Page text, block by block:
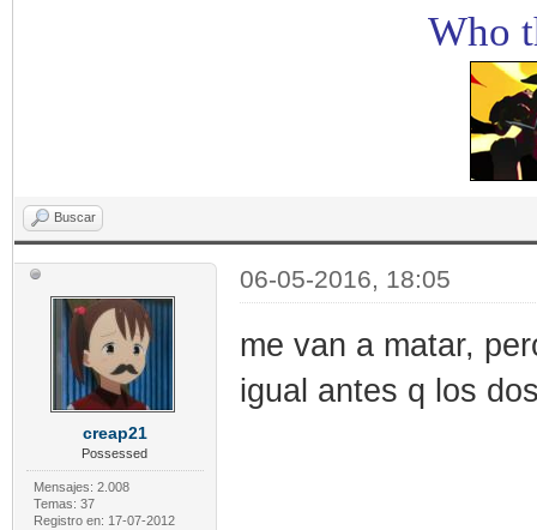
Who
Buscar
creap21
Possessed
Mensajes: 2.008
Temas: 37
Registro en: 17-07-2012
06-05-2016, 18:05
me van a matar,
igual antes q los